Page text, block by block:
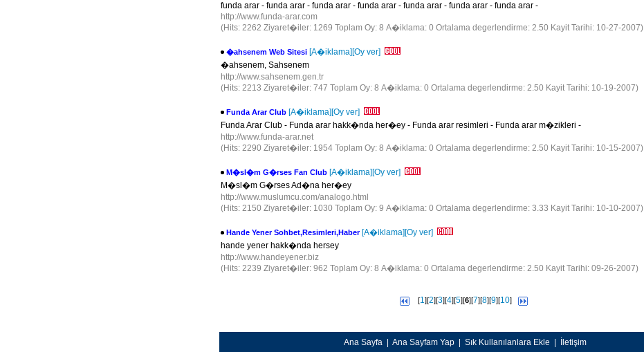
funda arar - funda arar - funda arar - funda arar - funda arar - funda arar - funda arar -
http://www.funda-arar.com
(Hits: 2262 Ziyaret�iler: 1269 Toplam Oy: 8 A�iklama: 0 Ortalama degerlendirme: 2.50 Kayit Tarihi: 10-27-2007)
�ahsenem Web Sitesi [A�iklama][Oy ver]
�ahsenem, Sahsenem
http://www.sahsenem.gen.tr
(Hits: 2213 Ziyaret�iler: 747 Toplam Oy: 8 A�iklama: 0 Ortalama degerlendirme: 2.50 Kayit Tarihi: 10-19-2007)
Funda Arar Club [A�iklama][Oy ver]
Funda Arar Club - Funda arar hakk�nda her�ey - Funda arar resimleri - Funda arar m�zikleri -
http://www.funda-arar.net
(Hits: 2290 Ziyaret�iler: 1954 Toplam Oy: 8 A�iklama: 0 Ortalama degerlendirme: 2.50 Kayit Tarihi: 10-15-2007)
M�sl�m G�rses Fan Club [A�iklama][Oy ver]
M�sl�m G�rses Ad�na her�ey
http://www.muslumcu.com/analogo.html
(Hits: 2150 Ziyaret�iler: 1030 Toplam Oy: 9 A�iklama: 0 Ortalama degerlendirme: 3.33 Kayit Tarihi: 10-10-2007)
Hande Yener Sohbet,Resimleri,Haber [A�iklama][Oy ver]
hande yener hakk�nda hersey
http://www.handeyener.biz
(Hits: 2239 Ziyaret�iler: 962 Toplam Oy: 8 A�iklama: 0 Ortalama degerlendirme: 2.50 Kayit Tarihi: 09-26-2007)
[1][2][3][4][5][6][7][8][9][10]
Ana Sayfa Ana Sayfam Yap Sık Kullanılanlara Ekle İletişim